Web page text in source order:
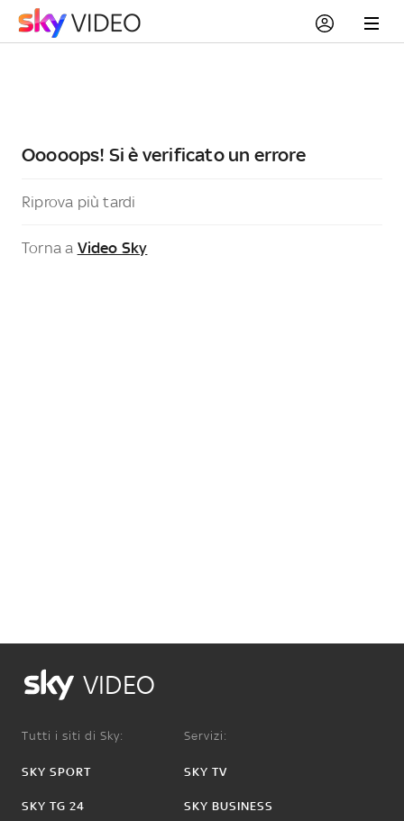
Ooooops! Si è verificato un errore
Riprova più tardi
Torna a Video Sky
VIDEO
Tutti i siti di Sky:
SKY SPORT
SKY TG 24
Servizi:
SKY TV
SKY BUSINESS